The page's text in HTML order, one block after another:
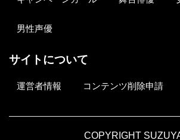
男性声優
サイトについて
運営者情報 コンテンツ削除申請
COPYRIGHT